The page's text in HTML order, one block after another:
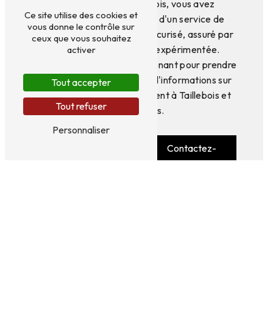
rapatriement à Taillebois, vous avez
l'assurance de bénéficier d'un service de
qualité, professionnel et sécurisé, assuré par
une équipe dévouée et expérimentée.
Contactez-nous dès maintenant pour prendre
rendez-vous ou pour plus d'informations sur
nos services de rapatriement à Taillebois et
ses environs.
Contactez-
nous
Ce site utilise des cookies et
vous donne le contrôle sur
ceux que vous souhaitez
activer
Tout accepter
Tout refuser
Personnaliser